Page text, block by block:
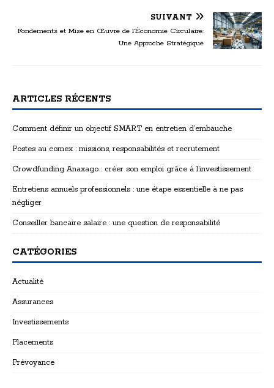
SUIVANT
Fondements et Mise en Œuvre de l’Économie Circulaire:
Une Approche Stratégique
ARTICLES RÉCENTS
Comment définir un objectif SMART en entretien d’embauche
Postes au comex : missions, responsabilités et recrutement
Crowdfunding Anaxago : créer son emploi grâce à l’investissement
Entretiens annuels professionnels : une étape essentielle à ne pas
négliger
Conseiller bancaire salaire : une question de responsabilité
CATÉGORIES
Actualité
Assurances
Investissements
Placements
Prévoyance